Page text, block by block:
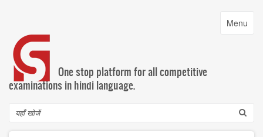
content
Toggle
Menu
One stop platform for all competitive
examinations in hindi language.
Search